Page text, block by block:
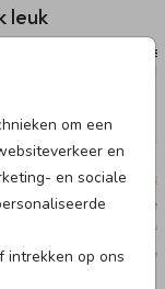
om een
en
en sociale
intrekken op ons
leuk